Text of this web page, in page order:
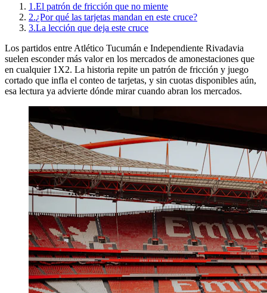
1.El patrón de fricción que no miente
2.¿Por qué las tarjetas mandan en este cruce?
3.La lección que deja este cruce
Los partidos entre Atlético Tucumán e Independiente Rivadavia
suelen esconder más valor en los mercados de amonestaciones que
en cualquier 1X2. La historia repite un patrón de fricción y juego
cortado que infla el conteo de tarjetas, y sin cuotas disponibles aún,
esa lectura ya advierte dónde mirar cuando abran los mercados.